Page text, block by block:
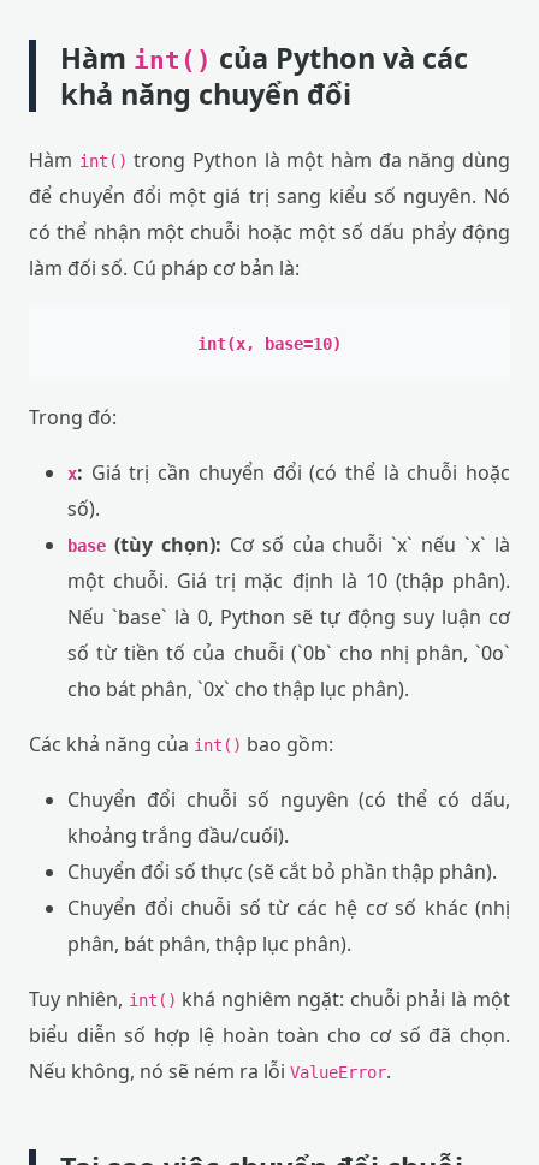
Hàm int() của Python và các
khả năng chuyển đổi
Hàm int() trong Python là một hàm đa năng dùng
để chuyển đổi một giá trị sang kiểu số nguyên. Nó
có thể nhận một chuỗi hoặc một số dấu phẩy động
làm đối số. Cú pháp cơ bản là:
int(x, base=10)
Trong đó:
x: Giá trị cần chuyển đổi (có thể là chuỗi hoặc
số).
base (tùy chọn): Cơ số của chuỗi `x` nếu `x` là
một chuỗi. Giá trị mặc định là 10 (thập phân).
Nếu `base` là 0, Python sẽ tự động suy luận cơ
số từ tiền tố của chuỗi (`0b` cho nhị phân, `0o`
cho bát phân, `0x` cho thập lục phân).
Các khả năng của int() bao gồm:
Chuyển đổi chuỗi số nguyên (có thể có dấu,
khoảng trắng đầu/cuối).
Chuyển đổi số thực (sẽ cắt bỏ phần thập phân).
Chuyển đổi chuỗi số từ các hệ cơ số khác (nhị
phân, bát phân, thập lục phân).
Tuy nhiên, int() khá nghiêm ngặt: chuỗi phải là một
biểu diễn số hợp lệ hoàn toàn cho cơ số đã chọn.
Nếu không, nó sẽ ném ra lỗi ValueError.